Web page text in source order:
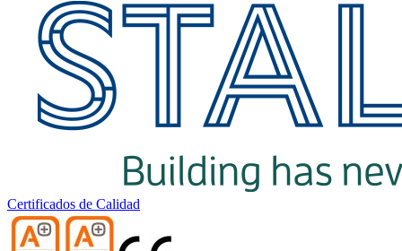
Certificados de Calidad